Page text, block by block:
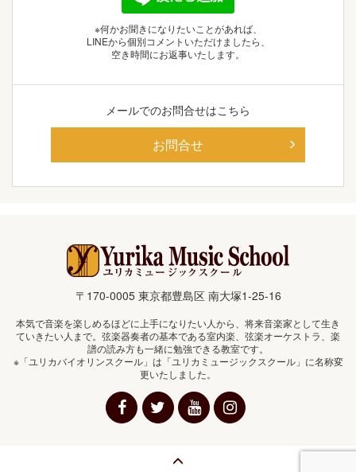
※何かお聞きになりたいことがあれば、
LINEから個別コメントいただけましたら、
空き時間にお返事いたします。
メールでのお問合せはこちら
お問合せ
〒170-0005 東京都豊島区 南大塚1-25-16
本気で音楽を楽しめるほどに上手になりたい人から、将来音楽家として生き
ていきたい人まで。弦楽器奏者の基本である室内楽、弦楽オーケストラ、楽
譜の読み方も一緒に勉強できる教室です。
※「ユリカバイオリンスクール」は「ユリカミュージックスクール」に名称変
更いたしました。